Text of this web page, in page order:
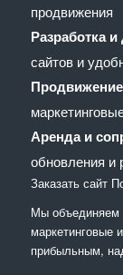
продвижения
Разработка и
сайтов и
Продвижение
Аренда и
обновления и
Заказать сайт
Мы объединяем
маркетинговые
прибыльным,